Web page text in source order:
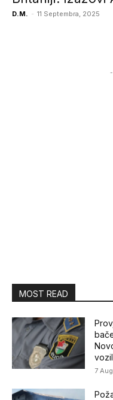
D.M. - 11 Septembra, 2025
MOST READ
7